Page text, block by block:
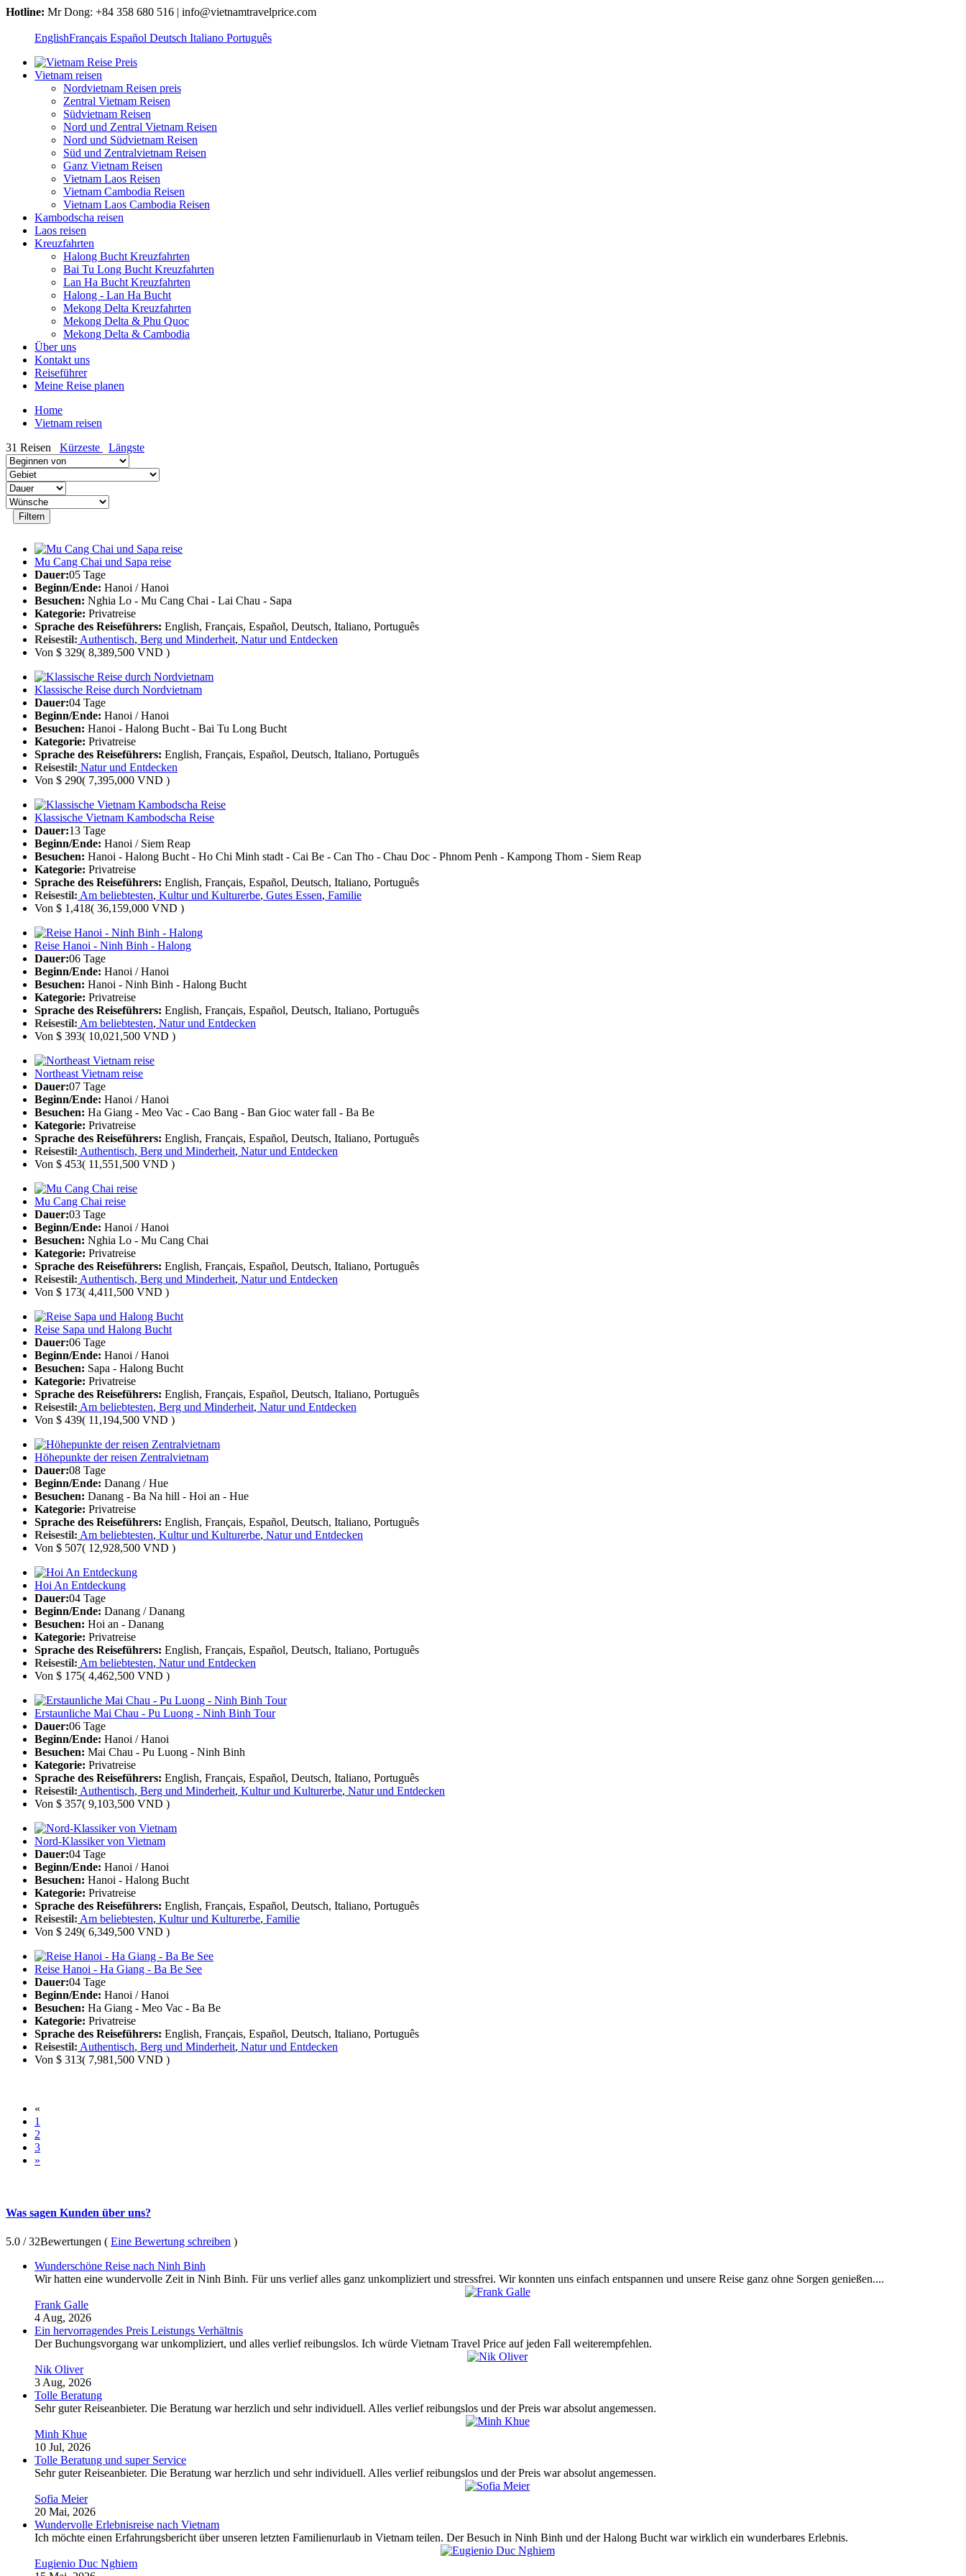
Hotline: Mr Dong: +84 358 680 516 | info@vietnamtravelprice.com
EnglishFrançais Español Deutsch Italiano Português
Vietnam reisen
Nordvietnam Reisen preis
Zentral Vietnam Reisen
Südvietnam Reisen
Nord und Zentral Vietnam Reisen
Nord und Südvietnam Reisen
Süd und Zentralvietnam Reisen
Ganz Vietnam Reisen
Vietnam Laos Reisen
Vietnam Cambodia Reisen
Vietnam Laos Cambodia Reisen
Kambodscha reisen
Laos reisen
Kreuzfahrten
Halong Bucht Kreuzfahrten
Bai Tu Long Bucht Kreuzfahrten
Lan Ha Bucht Kreuzfahrten
Halong - Lan Ha Bucht
Mekong Delta Kreuzfahrten
Mekong Delta & Phu Quoc
Mekong Delta & Cambodia
Über uns
Kontakt uns
Reiseführer
Meine Reise planen
Home
Vietnam reisen
31 Reisen Kürzeste Längste
Filtern
Mu Cang Chai und Sapa reise
Dauer:05 Tage
Beginn/Ende: Hanoi / Hanoi
Besuchen: Nghia Lo - Mu Cang Chai - Lai Chau - Sapa
Kategorie: Privatreise
Sprache des Reiseführers: English, Français, Español, Deutsch, Italiano, Português
Reisestil: Authentisch, Berg und Minderheit, Natur und Entdecken
Von $ 329( 8,389,500 VND )
Klassische Reise durch Nordvietnam
Dauer:04 Tage
Beginn/Ende: Hanoi / Hanoi
Besuchen: Hanoi - Halong Bucht - Bai Tu Long Bucht
Kategorie: Privatreise
Sprache des Reiseführers: English, Français, Español, Deutsch, Italiano, Português
Reisestil: Natur und Entdecken
Von $ 290( 7,395,000 VND )
Klassische Vietnam Kambodscha Reise
Dauer:13 Tage
Beginn/Ende: Hanoi / Siem Reap
Besuchen: Hanoi - Halong Bucht - Ho Chi Minh stadt - Cai Be - Can Tho - Chau Doc - Phnom Penh - Kampong Thom - Siem Reap
Kategorie: Privatreise
Sprache des Reiseführers: English, Français, Español, Deutsch, Italiano, Português
Reisestil: Am beliebtesten, Kultur und Kulturerbe, Gutes Essen, Familie
Von $ 1,418( 36,159,000 VND )
Reise Hanoi - Ninh Binh - Halong
Dauer:06 Tage
Beginn/Ende: Hanoi / Hanoi
Besuchen: Hanoi - Ninh Binh - Halong Bucht
Kategorie: Privatreise
Sprache des Reiseführers: English, Français, Español, Deutsch, Italiano, Português
Reisestil: Am beliebtesten, Natur und Entdecken
Von $ 393( 10,021,500 VND )
Northeast Vietnam reise
Dauer:07 Tage
Beginn/Ende: Hanoi / Hanoi
Besuchen: Ha Giang - Meo Vac - Cao Bang - Ban Gioc water fall - Ba Be
Kategorie: Privatreise
Sprache des Reiseführers: English, Français, Español, Deutsch, Italiano, Português
Reisestil: Authentisch, Berg und Minderheit, Natur und Entdecken
Von $ 453( 11,551,500 VND )
Mu Cang Chai reise
Dauer:03 Tage
Beginn/Ende: Hanoi / Hanoi
Besuchen: Nghia Lo - Mu Cang Chai
Kategorie: Privatreise
Sprache des Reiseführers: English, Français, Español, Deutsch, Italiano, Português
Reisestil: Authentisch, Berg und Minderheit, Natur und Entdecken
Von $ 173( 4,411,500 VND )
Reise Sapa und Halong Bucht
Dauer:06 Tage
Beginn/Ende: Hanoi / Hanoi
Besuchen: Sapa - Halong Bucht
Kategorie: Privatreise
Sprache des Reiseführers: English, Français, Español, Deutsch, Italiano, Português
Reisestil: Am beliebtesten, Berg und Minderheit, Natur und Entdecken
Von $ 439( 11,194,500 VND )
Höhepunkte der reisen Zentralvietnam
Dauer:08 Tage
Beginn/Ende: Danang / Hue
Besuchen: Danang - Ba Na hill - Hoi an - Hue
Kategorie: Privatreise
Sprache des Reiseführers: English, Français, Español, Deutsch, Italiano, Português
Reisestil: Am beliebtesten, Kultur und Kulturerbe, Natur und Entdecken
Von $ 507( 12,928,500 VND )
Hoi An Entdeckung
Dauer:04 Tage
Beginn/Ende: Danang / Danang
Besuchen: Hoi an - Danang
Kategorie: Privatreise
Sprache des Reiseführers: English, Français, Español, Deutsch, Italiano, Português
Reisestil: Am beliebtesten, Natur und Entdecken
Von $ 175( 4,462,500 VND )
Erstaunliche Mai Chau - Pu Luong - Ninh Binh Tour
Dauer:06 Tage
Beginn/Ende: Hanoi / Hanoi
Besuchen: Mai Chau - Pu Luong - Ninh Binh
Kategorie: Privatreise
Sprache des Reiseführers: English, Français, Español, Deutsch, Italiano, Português
Reisestil: Authentisch, Berg und Minderheit, Kultur und Kulturerbe, Natur und Entdecken
Von $ 357( 9,103,500 VND )
Nord-Klassiker von Vietnam
Dauer:04 Tage
Beginn/Ende: Hanoi / Hanoi
Besuchen: Hanoi - Halong Bucht
Kategorie: Privatreise
Sprache des Reiseführers: English, Français, Español, Deutsch, Italiano, Português
Reisestil: Am beliebtesten, Kultur und Kulturerbe, Familie
Von $ 249( 6,349,500 VND )
Reise Hanoi - Ha Giang - Ba Be See
Dauer:04 Tage
Beginn/Ende: Hanoi / Hanoi
Besuchen: Ha Giang - Meo Vac - Ba Be
Kategorie: Privatreise
Sprache des Reiseführers: English, Français, Español, Deutsch, Italiano, Português
Reisestil: Authentisch, Berg und Minderheit, Natur und Entdecken
Von $ 313( 7,981,500 VND )
«
1
2
3
»
Was sagen Kunden über uns?
5.0 / 32Bewertungen ( Eine Bewertung schreiben )
Wunderschöne Reise nach Ninh Binh
Wir hatten eine wundervolle Zeit in Ninh Binh. Für uns verlief alles ganz unkompliziert und stressfrei. Wir konnten uns einfach entspannen und unsere Reise ganz ohne Sorgen genießen....
Frank Galle
4 Aug, 2026
Ein hervorragendes Preis Leistungs Verhältnis
Der Buchungsvorgang war unkompliziert, und alles verlief reibungslos. Ich würde Vietnam Travel Price auf jeden Fall weiterempfehlen.
Nik Oliver
3 Aug, 2026
Tolle Beratung
Sehr guter Reiseanbieter. Die Beratung war herzlich und sehr individuell. Alles verlief reibungslos und der Preis war absolut angemessen.
Minh Khue
10 Jul, 2026
Tolle Beratung und super Service
Sehr guter Reiseanbieter. Die Beratung war herzlich und sehr individuell. Alles verlief reibungslos und der Preis war absolut angemessen.
Sofia Meier
20 Mai, 2026
Wundervolle Erlebnisreise nach Vietnam
Ich möchte einen Erfahrungsbericht über unseren letzten Familienurlaub in Vietnam teilen. Der Besuch in Ninh Binh und der Halong Bucht war wirklich ein wunderbares Erlebnis.
Eugienio Duc Nghiem